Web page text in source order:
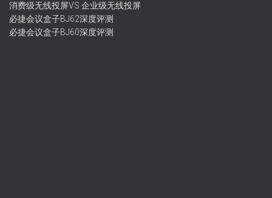
消费级无线投屏VS 企业级无线投屏
必捷会议盒子BJ62深度评测
必捷会议盒子BJ60深度评测